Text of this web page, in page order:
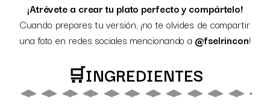
¡Atrévete a crear tu plato perfecto y compártelo!
Cuando prepares tu versión, ¡no te olvides de compartir
una foto en redes sociales mencionando a @fselrincon!
🛒INGREDIENTES